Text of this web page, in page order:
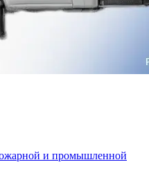
и промышленной